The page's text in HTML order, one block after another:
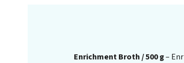
Enrichment Broth / 500 g–